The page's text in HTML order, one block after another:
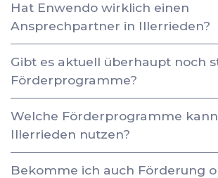
Hat Enwendo wirklich einen
Ansprechpartner in Illerrieden?
Gibt es aktuell überhaupt noch
Förderprogramme?
Welche Förderprogramme
Illerrieden nutzen?
Bekomme ich auch Förderung